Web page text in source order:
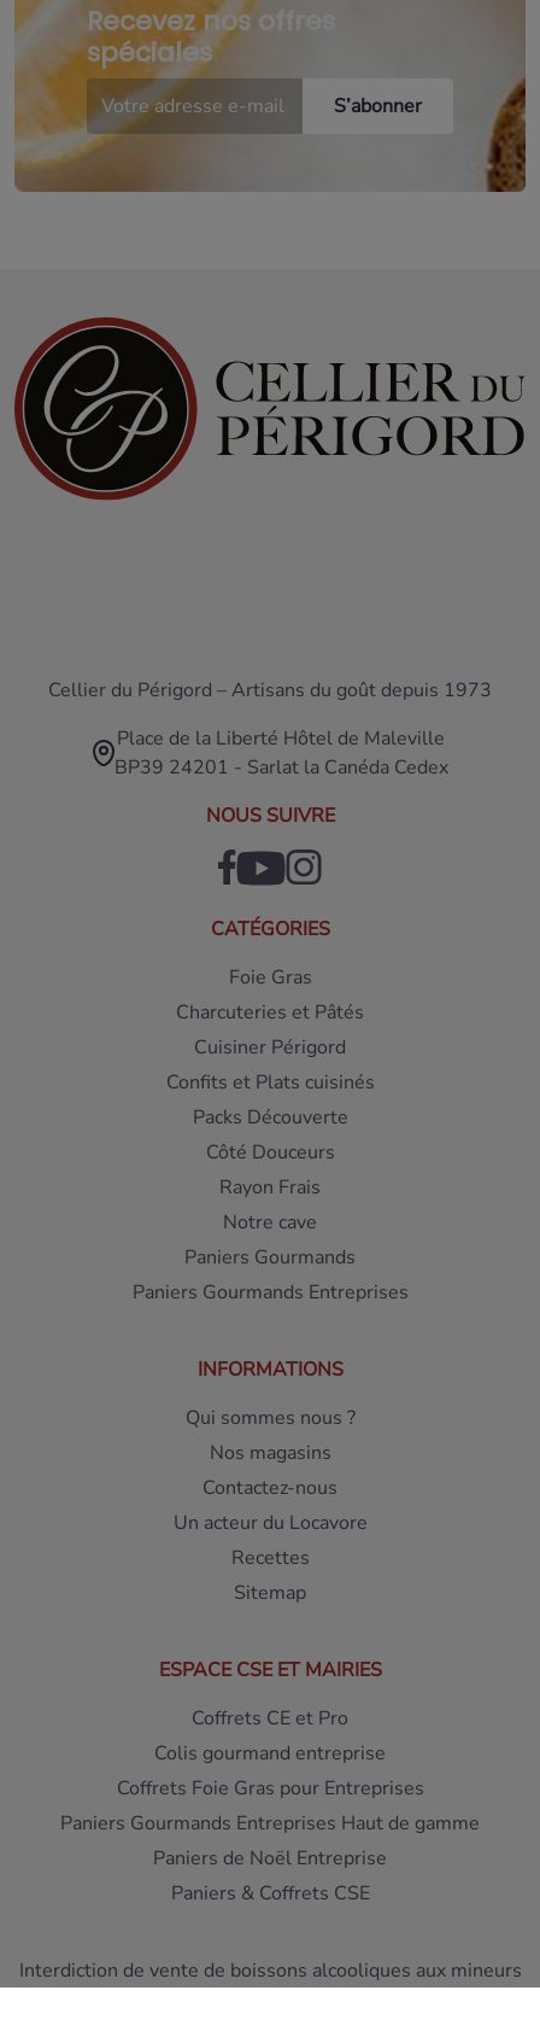
Recevez nos offres
spéciales
Cellier du Périgord – Artisans du goût depuis 1973
Place de la Liberté Hôtel de Maleville
BP39 24201 - Sarlat la Canéda Cedex
NOUS SUIVRE
CATÉGORIES
Foie Gras
Charcuteries et Pâtés
Cuisiner Périgord
Confits et Plats cuisinés
Packs Découverte
Côté Douceurs
Rayon Frais
Notre cave
Paniers Gourmands
Paniers Gourmands Entreprises
INFORMATIONS
Qui sommes nous ?
Nos magasins
Contactez-nous
Un acteur du Locavore
Recettes
Sitemap
ESPACE CSE ET MAIRIES
Coffrets CE et Pro
Colis gourmand entreprise
Coffrets Foie Gras pour Entreprises
Paniers Gourmands Entreprises Haut de gamme
Paniers de Noël Entreprise
Paniers & Coffrets CSE
Interdiction de vente de boissons alcooliques aux mineurs